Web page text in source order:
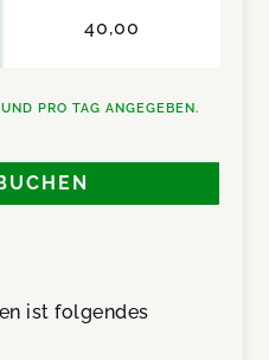
40,00
PRO TAG ANGEGEBEN.
ist folgendes